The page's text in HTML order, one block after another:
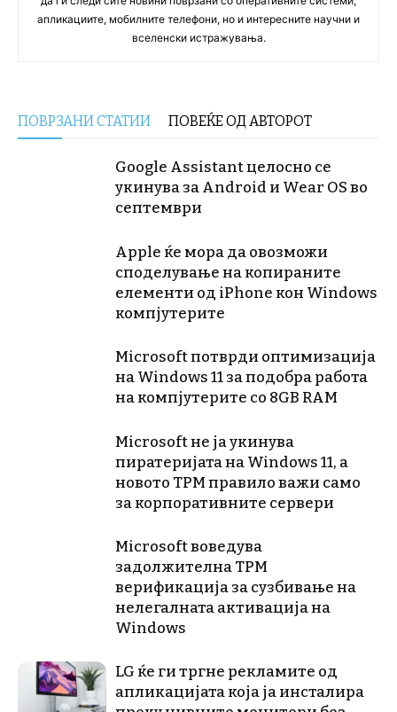
апликациите, мобилните телефони, но и интересните научни и
вселенски истражувања.
ПОВРЗАНИ СТАТИИ ПОВЕЌЕ ОД АВТОРОТ
Google Assistant целосно се
укинува за Android и Wear OS во
септември
Apple ќе мора да овозможи
споделување на копираните
елементи од iPhone кон Windows
компјутерите
Microsoft потврди оптимизација
на Windows 11 за подобра работа
на компјутерите со 8GB RAM
Microsoft не ја укинува
пиратеријата на Windows 11, а
новото TPM правило важи само
за корпоративните сервери
Microsoft воведува
задолжителна TPM
верификација за сузбивање на
нелегалната активација на
Windows
LG ќе ги тргне рекламите од
апликацијата која ја инсталира